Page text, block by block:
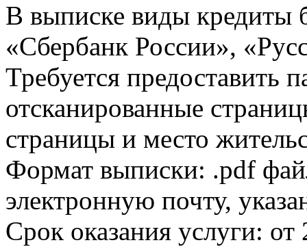
В выписке виды кредиты
«Сбербанк России»,
Требуется предоставить
отсканированные
страницы и место
Формат выписки: .pdf
электронную почту,
Срок оказания услуги: от